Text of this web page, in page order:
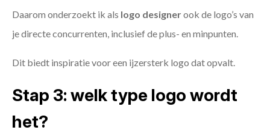
Daarom onderzoekt ik als logo designerook de logo’s van
je directe concurrenten, inclusief de plus- en minpunten.
Dit biedt inspiratie voor een ijzersterk logo dat opvalt.
Stap 3: welk type logo wordt
het?